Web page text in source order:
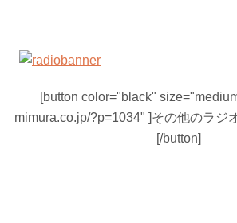
[button color="black"
mimura.co.jp/?p=1034" ]その他のラジ
[/button]